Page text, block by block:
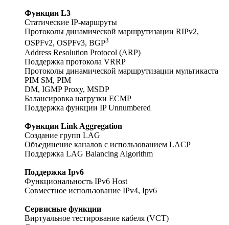
Функции L3
Статические IP-маршруты
Протоколы динамической маршрутизации RIPv2,
OSPFv2, OSPFv3, BGP3
Address Resolution Protocol (ARP)
Поддержка протокола VRRP
Протоколы динамической маршрутизации мультикаста
PIM SM, PIM
DM, IGMP Proxy, MSDP
Балансировка нагрузки ECMP
Поддержка функции IP Unnumbered
Функции Link Aggregation
Создание групп LAG
Объединение каналов с использованием LACP
Поддержка LAG Balancing Algorithm
Поддержка Ipv6
Функциональность IPv6 Host
Совместное использование IPv4, Ipv6
Сервисные функции
Виртуальное тестирование кабеля (VCT)